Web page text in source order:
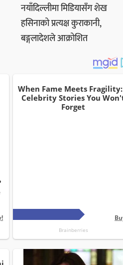
नयाँदिल्लीमा मिडियासँग शेख
हसिनाको प्रत्यक्ष कुराकानी,
बङ्गलादेशले आक्रोशित